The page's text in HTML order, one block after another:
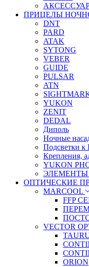
ПРИЦЕЛЫ
DNT
PARD
ATAK
SYTONG
VEBER
GUIDE
PULSAR
ATN
YUKON
ZENIT
DEDAL
Диполь
Ночные
Подсветки
Крепления,
YUKON
ОПТИЧЕСКИЕ
MARCOOL
FFP
VECTOR
ORION